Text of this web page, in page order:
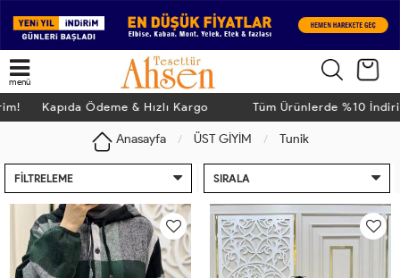
menü
Kapıda Ödeme & Hızlı Kargo Tüm Ürünlerde %10
Anasayfa ÜST GİYİM Tunik
FILTRELEME SIRALA